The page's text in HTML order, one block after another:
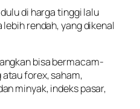
di harga tinggi lalu
rendah, yang dikenal
bisa bermacam-
forex, saham,
minyak, indeks pasar,